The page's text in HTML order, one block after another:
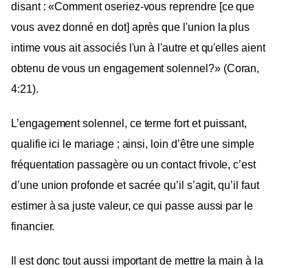
disant : «Comment oseriez-vous reprendre [ce que
vous avez donné en dot] après que l'union la plus
intime vous ait associés l'un à l'autre et qu'elles aient
obtenu de vous un engagement solennel?» (Coran,
4:21).
L’engagement solennel, ce terme fort et puissant,
qualifie ici le mariage ; ainsi, loin d’être une simple
fréquentation passagère ou un contact frivole, c’est
d’une union profonde et sacrée qu’il s’agit, qu’il faut
estimer à sa juste valeur, ce qui passe aussi par le
financier.
Il est donc tout aussi important de mettre la main à la